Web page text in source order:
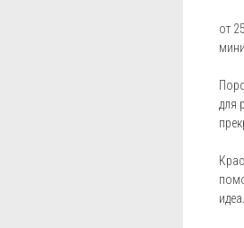
Установки порошковой окраски Electron
от
для